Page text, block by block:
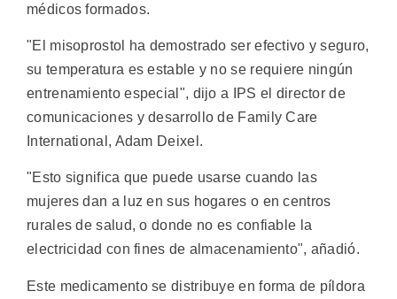
médicos formados.
"El misoprostol ha demostrado ser efectivo y seguro,
su temperatura es estable y no se requiere ningún
entrenamiento especial", dijo a IPS el director de
comunicaciones y desarrollo de Family Care
International, Adam Deixel.
"Esto significa que puede usarse cuando las
mujeres dan a luz en sus hogares o en centros
rurales de salud, o donde no es confiable la
electricidad con fines de almacenamiento", añadió.
Este medicamento se distribuye en forma de píldora